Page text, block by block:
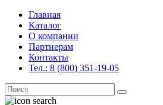
Главная
Каталог
О компании
Партнерам
Контакты
Тел.: 8 (800) 351-19-05
Поиск
for: